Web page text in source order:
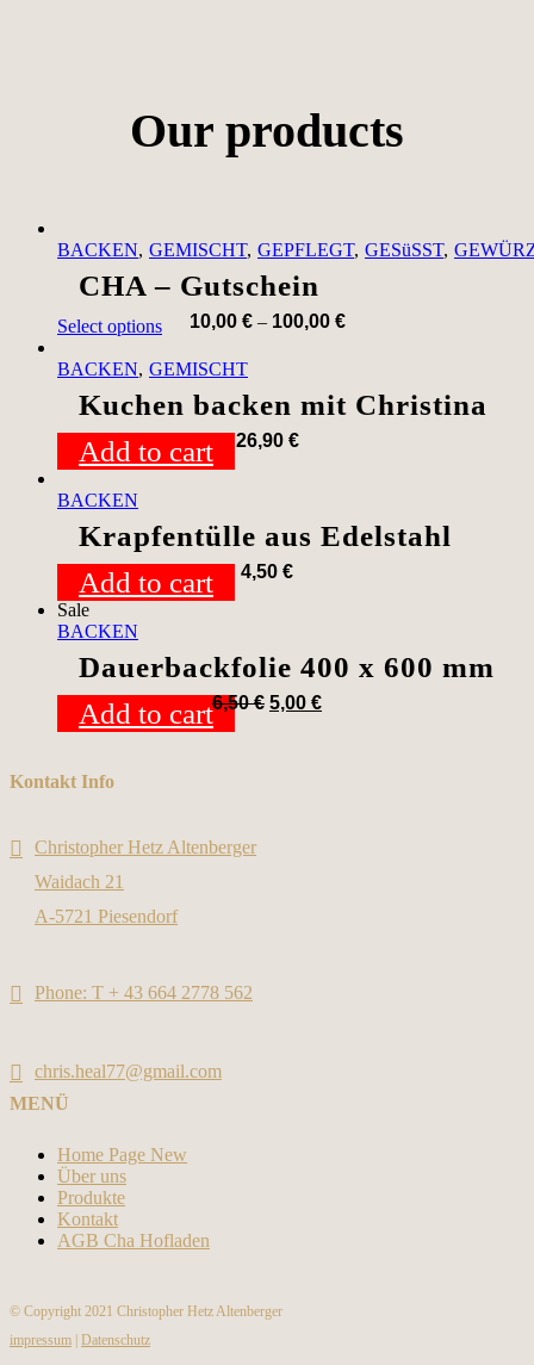
Our products
BACKEN GEMISCHT GEPFLEGT GESüSST
CHA – Gutschein
10,00 €– 100,00 €
Select options
BACKEN GEMISCHT
Kuchen backen mit Christina
26,90 €
Add to cart
BACKEN
Krapfentülle aus Edelstahl
4,50 €
Add to cart
Sale
BACKEN
Dauerbackfolie 400 x 600 mm
6,50€ 5,00 €
Add to cart
Kontakt Info
Christopher Hetz Altenberger
Waidach 21
A-5721 Piesendorf
Phone: T + 43 664 2778 562
chris.heal77@gmail.com
MENÜ
Home Page New
Über uns
Produkte
Kontakt
AGB Cha Hofladen
© Copyright 2021 Christopher Hetz Altenberger
impressum Datenschutz